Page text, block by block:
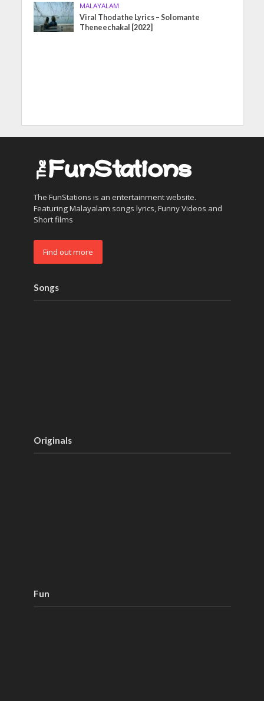
MALAYALAM
Viral Thodathe Lyrics – Solomante
Theneechakal [2022]
The FunStations is an entertainment website.
Featuring Malayalam songs lyrics, Funny Videos and
Short films
Find out more
Songs
Originals
Fun